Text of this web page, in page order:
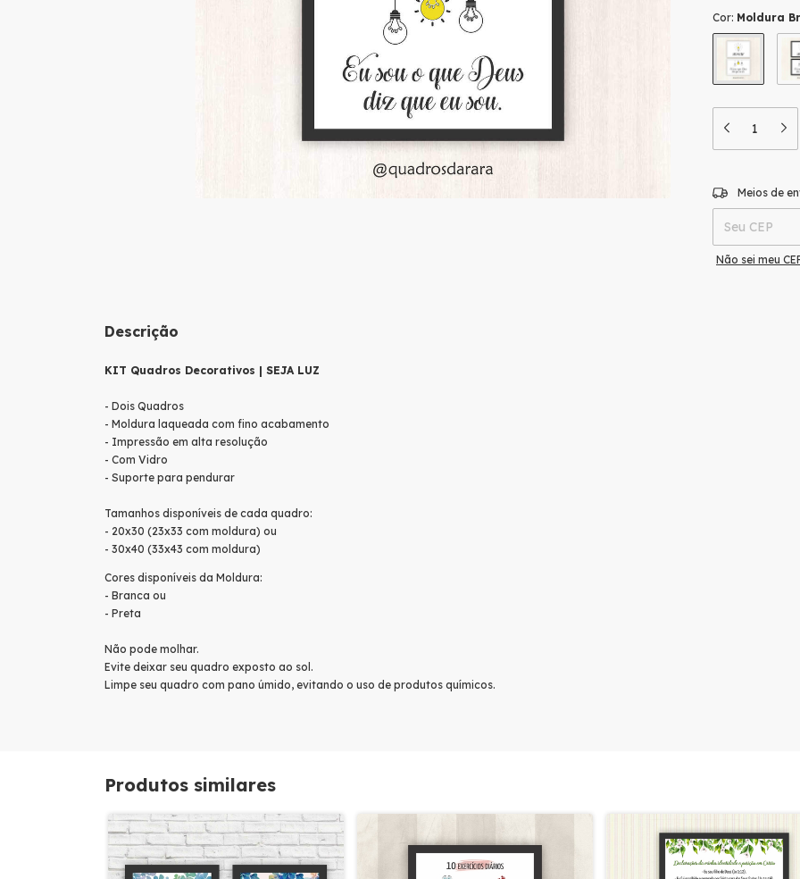
Cor: Moldura
Entregas para o
Meios de
Não sei meu
Descrição
KIT Quadros Decorativos | SEJA LUZ
- Dois Quadros
- Moldura laqueada com fino acabamento
- Impressão em alta resolução
- Com Vidro
- Suporte para pendurar
Tamanhos disponíveis de cada quadro:
- 20x30 (23x33 com moldura) ou
- 30x40 (33x43 com moldura)
Cores disponíveis da Moldura:
- Branca ou
- Preta
Não pode molhar.
Evite deixar seu quadro exposto ao sol.
Limpe seu quadro com pano úmido, evitando o uso de produtos químicos.
Produtos similares